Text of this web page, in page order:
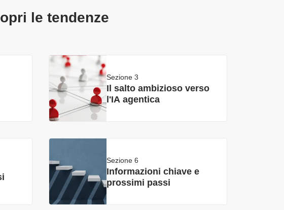
le tendenze
Sezione 3
Il salto ambizioso verso
l'IA agentica
Sezione 6
Informazioni chiave e
prossimi passi